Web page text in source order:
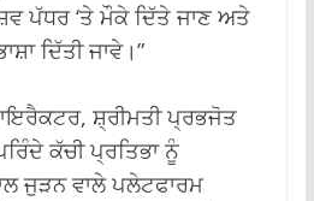
ਪੱਧਰ ‘ਤੇ ਮੌਕੇ ਦਿੱਤੇ ਜਾਣ ਅਤੇ
ਦਿੱਤੀ ਜਾਵੇ।”
ਸ਼੍ਰੀਮਤੀ ਪ੍ਰਭਜੋਤ
ਕੱਚੀ ਪ੍ਰਤਿਭਾ ਨੂੰ
ਜੁੜਨ ਵਾਲੇ ਪਲੇਟਫਾਰਮ